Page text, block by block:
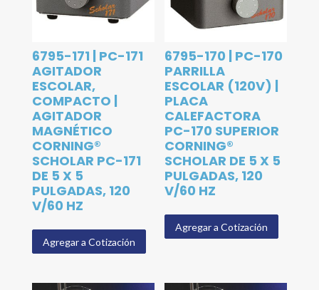
6795-171 | PC-171
AGITADOR
ESCOLAR,
COMPACTO |
AGITADOR
MAGNÉTICO
CORNING®
SCHOLAR PC-171
DE 5 X 5
PULGADAS, 120
V/60 HZ
Agregar a Cotización
6795-170 | PC-170
PARRILLA
ESCOLAR (120V) |
PLACA
CALEFACTORA
PC-170 SUPERIOR
CORNING®
SCHOLAR DE 5 X 5
PULGADAS, 120
V/60 HZ
Agregar a Cotización